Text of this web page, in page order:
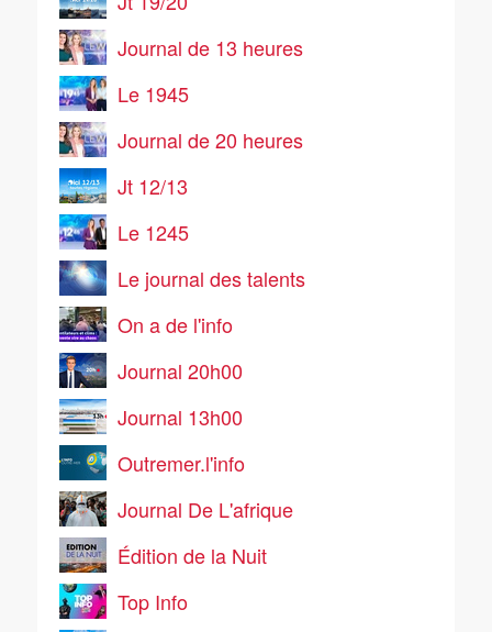
Journal de 13 heures
Le 1945
Journal de 20 heures
Jt 12/13
Le 1245
Le journal des talents
On a de l'info
Journal 20h00
Journal 13h00
Outremer.l'info
Journal De L'afrique
Édition de la Nuit
Top Info